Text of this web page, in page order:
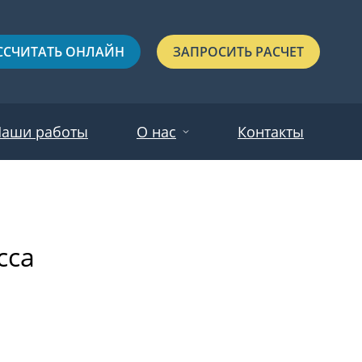
ОНЛАЙН ЗАПРОСИТЬ РАСЧЕТ
работы О нас Контакты